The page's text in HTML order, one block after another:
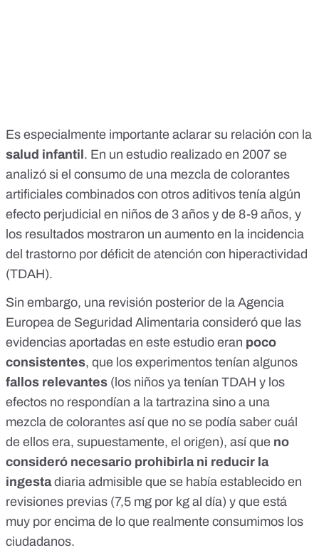
Es especialmente importante aclarar su relación con la
salud infantil . En un estudio realizado en 2007 se
analizó si el consumo de una mezcla de colorantes
artificiales combinados con otros aditivos tenía algún
efecto perjudicial en niños de 3 años y de 8-9 años, y
los resultados mostraron un aumento en la incidencia
del trastorno por déficit de atención con hiperactividad
(TDAH).
Sin embargo, una revisión posterior de la Agencia
Europea de Seguridad Alimentaria consideró que las
evidencias aportadas en este estudio eran poco
consistentes, que los experimentos tenían algunos
fallos relevantes (los niños ya tenían TDAH y los
efectos no respondían a la tartrazina sino a una
mezcla de colorantes así que no se podía saber cuál
de ellos era, supuestamente, el origen), así que no
consideró necesario prohibirla ni reducir la
ingestadiaria admisible que se había establecido en
revisiones previas (7,5 mg por kg al día) y que está
muy por encima de lo que realmente consumimos los
ciudadanos.